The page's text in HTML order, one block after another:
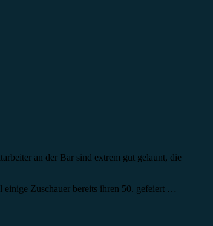
an der Bar sind extrem gut gelaunt, die
Zuschauer bereits ihren 50. gefeiert …